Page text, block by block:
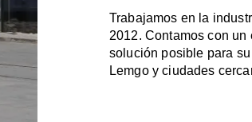
Trabajamos en la
2012. Contamos con
solución posible para
Lemgo y ciudades